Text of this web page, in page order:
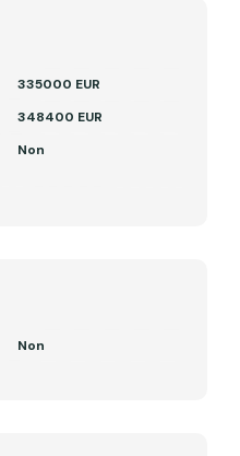
335000 EUR
348400 EUR
Non
Non